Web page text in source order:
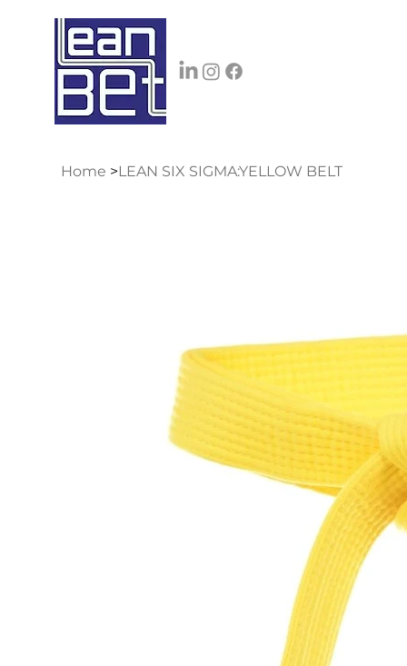
Home >LEAN SIX SIGMA:YELLOW BELT